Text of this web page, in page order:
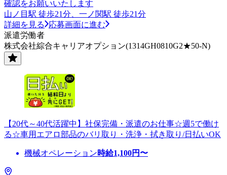
確認をお願いいたします
山ノ目駅 徒歩21分、一ノ関駅 徒歩21分
詳細を見る
応募画面に進む
派遣労働者
株式会社綜合キャリアオプション(1314GH0810G2★50-N)
【20代～40代活躍中】社保完備・派遣のお仕事☆週5で働け
る☆車用エアロ部品のバリ取り・洗浄・拭き取り/日払いOK
機械オペレーション時給1,100円〜